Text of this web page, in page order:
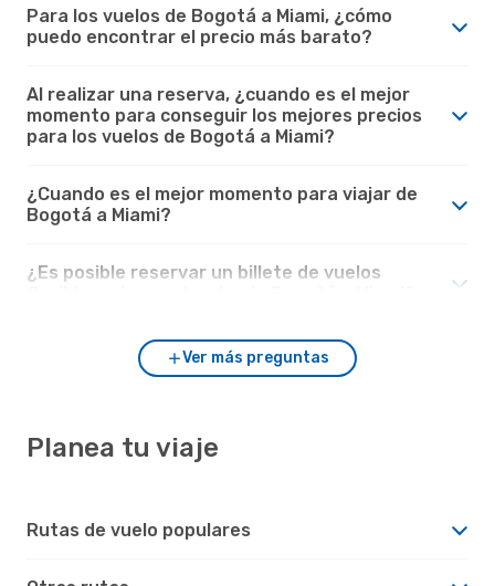
Para los vuelos de Bogotá a Miami, ¿cómo
puedo encontrar el precio más barato?
Al realizar una reserva, ¿cuando es el mejor
momento para conseguir los mejores precios
para los vuelos de Bogotá a Miami?
¿Cuando es el mejor momento para viajar de
Bogotá a Miami?
¿Es posible reservar un billete de vuelos
Ver más preguntas
Planea tu viaje
Rutas de vuelo populares